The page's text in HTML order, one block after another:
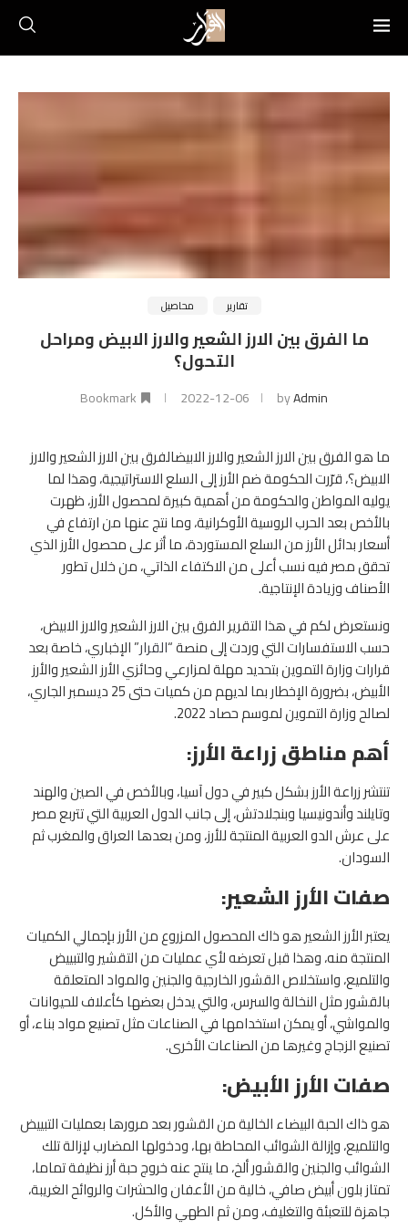
تقارير محاصيل
ما الفرق بين الارز الشعير والارز الابيض ومراحل
التحول؟
byAdmin
2022-12-06
Bookmark
ما هو الفرق بين الارز الشعير والارز الابيضالفرق بين الارز الشعير والارز
الابيض؟، قرّرت الحكومة ضم الأرز إلى السلع الاستراتيجية، وهذا لما
يوليه المواطن والحكومة من أهمية كبيرة لمحصول الأرز، ظهرت
بالأخص بعد الحرب الروسية الأوكرانية، وما نتج عنها من ارتفاع في
أسعار بدائل الأرز من السلع المستوردة، ما أثر على محصول الأرز الذي
تحقق مصر فيه نسب أعلى من الاكتفاء الذاتي، من خلال تطور
الأصناف وزيادة الإنتاجية.
ونستعرض لكم في هذا التقرير الفرق بين الارز الشعير والارز الابيض،
حسب الاستفسارات التي وردت إلى منصة “القرار” الإخباري، خاصة بعد
قرارات وزارة التموين بتحديد مهلة لمزارعي وحائزي الأرز ‏الشعير والأرز
الأبيض، بضرورة الإخطار بما لديهم من كميات حتى 25 ديسمبر الجاري،
لصالح وزارة التموين لموسم حصاد 2022.
أهم مناطق زراعة الأرز:
تنتشر زراعة الأرز بشكل كبير في دول آسيا، وبالأخص في الصين والهند
وتايلند وأندونيسيا وبنجلادتش، إلى جانب الدول العربية التي تتربع مصر
على عرش الدو العربية المنتجة للأرز، ومن بعدها العراق والمغرب ثم
السودان.
صفات الأرز الشعير:
يعتبر الأرز الشعير هو ذاك المحصول المزروع من الأرز بإجمالي الكميات
المنتجة منه، وهذا قبل تعرضه لأي عمليات من التقشير والتبييض
والتلميع، واستخلاص القشور الخارجية والجنين والمواد المتعلقة
بالقشور مثل النخالة والسرس، والتي يدخل بعضها كأعلاف للحيوانات
والمواشي، أو يمكن استخدامها في الصناعات مثل تصنيع مواد بناء، أو
تصنيع الزجاج وغيرها من الصناعات الأخرى.
صفات الأرز الأبيض:
هو ذاك الحبة البيضاء الخالية من القشور بعد مرورها بعمليات التبييض
والتلميع، وإزالة الشوائب المحاطة بها، ودخولها المضارب لإزالة تلك
الشوائب والجنين والقشور ألخ، ما ينتج عنه خروج حبة أرز نظيفة تماما،
تمتاز بلون أبيض صافي، خالية من الأعفان والحشرات والروائح الغريبة،
جاهزة للتعبئة والتغليف، ومن ثم الطهي والأكل.